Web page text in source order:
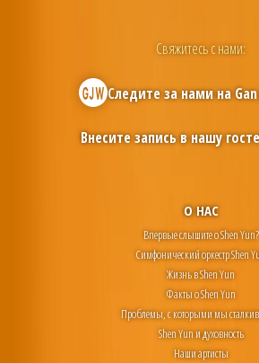
О НАС
Впервые слышите о Shen Yun?
Симфонический оркестр Shen
Жизнь в Shen Yun
Факты о Shen Yun
Проблемы, с которыми мы
Shen Yun и духовность
Наши артисты
Свяжитесь с нами:
Следите за нами на
Внесите запись в нашу